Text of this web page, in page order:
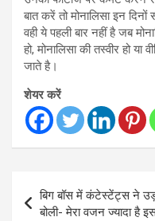
बात करें तो मोनालिसा इन
वही ये पहली बार नहीं है जब
हो, मोनालिसा की तस्वीर हो या
जाते है।
शेयर करें
navigation
बिग बॉस में कंटेस्टेंट्स ने
बोली- मेरा वजन ज्यादा है